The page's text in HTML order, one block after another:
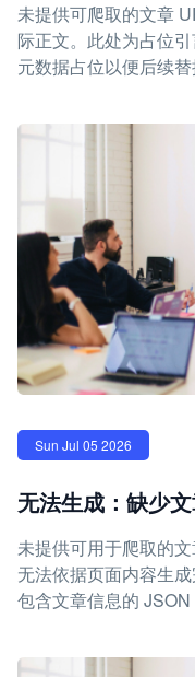
未提供可爬取的文章
际正文。此处为占位
元数据占位以便后续替
Sun Jul 05 2026
无法生成：缺少
未提供可用于爬取的
无法依据页面内容生
包含文章信息的 JSON